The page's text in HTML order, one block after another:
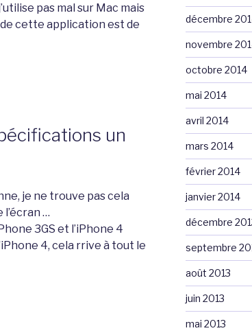
pas mal sur Mac mais
cette application est de
un
je ne trouve pas cela
…
3GS et l’iPhone 4
4, cela rrive à tout le
décembre
novembre
octobre 2014
mai 2014
avril 2014
mars 2014
février 2014
janvier 2014
décembre
septembre
août 2013
juin 2013
mai 2013